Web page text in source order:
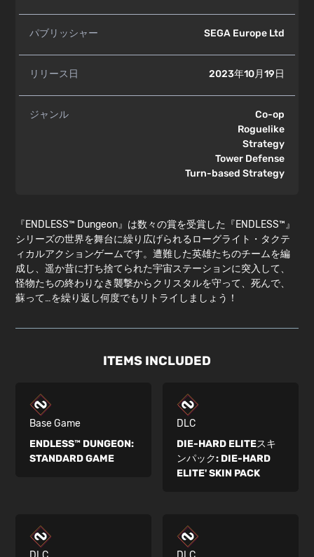
パブリッシャー SEGA Europe Ltd
リリース日 2023年10月19日
ジャンル
Co-op
Roguelike
Strategy
Tower Defense
Turn-based Strategy
『ENDLESS™ Dungeon』は数々の賞を受賞した『ENDLESS™』
シリーズの世界を舞台に繰り広げられるローグライト・タクテ
ィカルアクションゲームです。遭難した英雄たちのチームを編
成し、遥か昔に打ち捨てられた宇宙ステーションに突入して、
怪物たちの終わりなき襲撃からクリスタルを守って、死んで、
蘇って…を繰り返し何度でもリトライしましょう！
ITEMS INCLUDED
Base Game
ENDLESS™ DUNGEON:
STANDARD GAME
DLC
DIE-HARD ELITEスキ
ンパック: DIE-HARD
ELITE' SKIN PACK